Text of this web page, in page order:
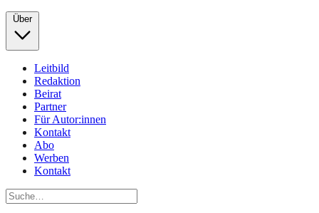
Über
Leitbild
Redaktion
Beirat
Partner
Für Autor:innen
Kontakt
Abo
Werben
Kontakt